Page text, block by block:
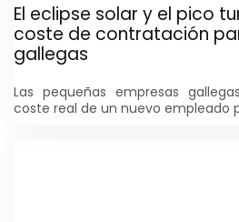
El eclipse solar y el pico
coste de contratación
gallegas
Las pequeñas empresas
coste real de un nuevo empleado